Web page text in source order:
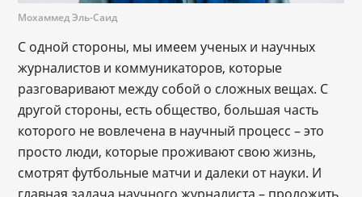
Мохаммед Эль-Саид
С одной стороны, мы имеем ученых и научных
журналистов и коммуникаторов, которые
разговаривают между собой о сложных вещах. С
другой стороны, есть общество, большая часть
которого не вовлечена в научный процесс – это
просто люди, которые проживают свою жизнь,
смотрят футбольные матчи и далеки от науки. И